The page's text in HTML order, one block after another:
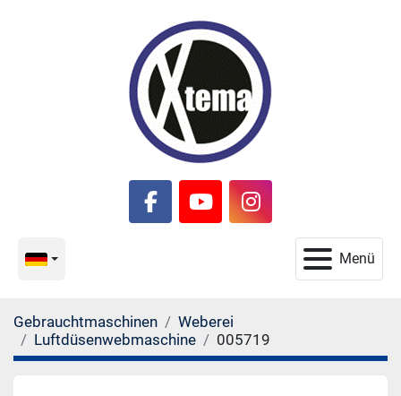
facebook
youtubeinstagram
Menü
Gebrauchtmaschinen
Weberei
Luftdüsenwebmaschine
005719